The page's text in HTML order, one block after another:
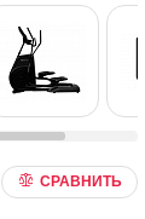
СРАВНИТЬ